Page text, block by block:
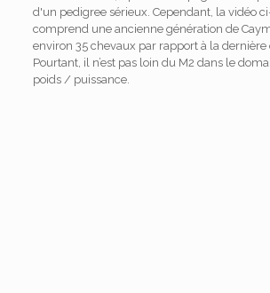
d'un pedigree sérieux. Cependant, la vidéo
comprend une ancienne génération de
environ 35 chevaux par rapport à la dernière
Pourtant, il n’est pas loin du M2 dans le
poids / puissance.